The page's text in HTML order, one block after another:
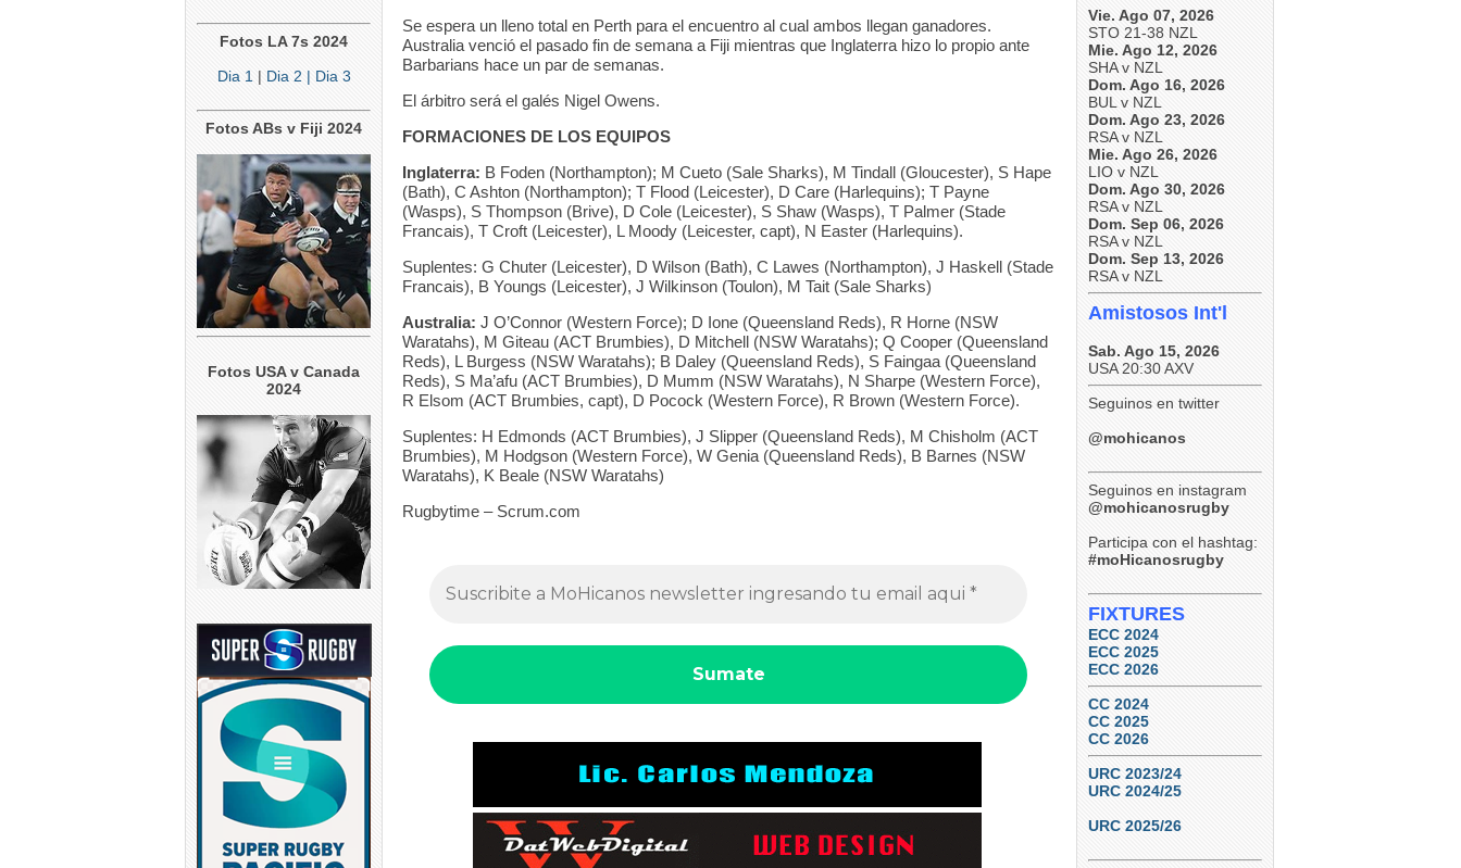
Fotos LA 7s 2024
Dia 1 | Dia 2 | Dia 3
Fotos ABs v Fiji 2024
Fotos USA v Canada
2024
Se espera un lleno total en Perth para el encuentro al cual ambos llegan ganadores.
Australia venció el pasado fin de semana a Fiji mientras que Inglaterra hizo lo propio ante
Barbarians hace un par de semanas.
El árbitro será el galés Nigel Owens.
FORMACIONES DE LOS EQUIPOS
Inglaterra: B Foden (Northampton); M Cueto (Sale Sharks), M Tindall (Gloucester), S Hape
(Bath), C Ashton (Northampton); T Flood (Leicester), D Care (Harlequins); T Payne
(Wasps), S Thompson (Brive), D Cole (Leicester), S Shaw (Wasps), T Palmer (Stade
Francais), T Croft (Leicester), L Moody (Leicester, capt), N Easter (Harlequins).
Suplentes: G Chuter (Leicester), D Wilson (Bath), C Lawes (Northampton), J Haskell (Stade
Francais), B Youngs (Leicester), J Wilkinson (Toulon), M Tait (Sale Sharks)
Australia: J O’Connor (Western Force); D Ione (Queensland Reds), R Horne (NSW
Waratahs), M Giteau (ACT Brumbies), D Mitchell (NSW Waratahs); Q Cooper (Queensland
Reds), L Burgess (NSW Waratahs); B Daley (Queensland Reds), S Faingaa (Queensland
Reds), S Ma’afu (ACT Brumbies), D Mumm (NSW Waratahs), N Sharpe (Western Force),
R Elsom (ACT Brumbies, capt), D Pocock (Western Force), R Brown (Western Force).
Suplentes: H Edmonds (ACT Brumbies), J Slipper (Queensland Reds), M Chisholm (ACT
Brumbies), M Hodgson (Western Force), W Genia (Queensland Reds), B Barnes (NSW
Waratahs), K Beale (NSW Waratahs)
Rugbytime – Scrum.com
Vie. Ago 07, 2026
STO 21-38 NZL
Mie. Ago 12, 2026
SHA v NZL
Dom. Ago 16, 2026
BUL v NZL
Dom. Ago 23, 2026
RSA v NZL
Mie. Ago 26, 2026
LIO v NZL
Dom. Ago 30, 2026
RSA v NZL
Dom. Sep 06, 2026
RSA v NZL
Dom. Sep 13, 2026
RSA v NZL
Amistosos Int'l
Sab. Ago 15, 2026
USA 20:30 AXV
Seguinos en twitter
@mohicanos
Seguinos en instagram
@mohicanosrugby
Participa con el hashtag:
#moHicanosrugby
FIXTURES
ECC 2024
ECC 2025
ECC 2026
CC 2024
CC 2025
CC 2026
URC 2023/24
URC 2024/25
URC 2025/26